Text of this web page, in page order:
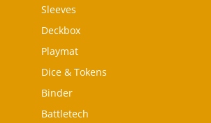
Sleeves
Deckbox
Playmat
Dice & Tokens
Binder
Battletech